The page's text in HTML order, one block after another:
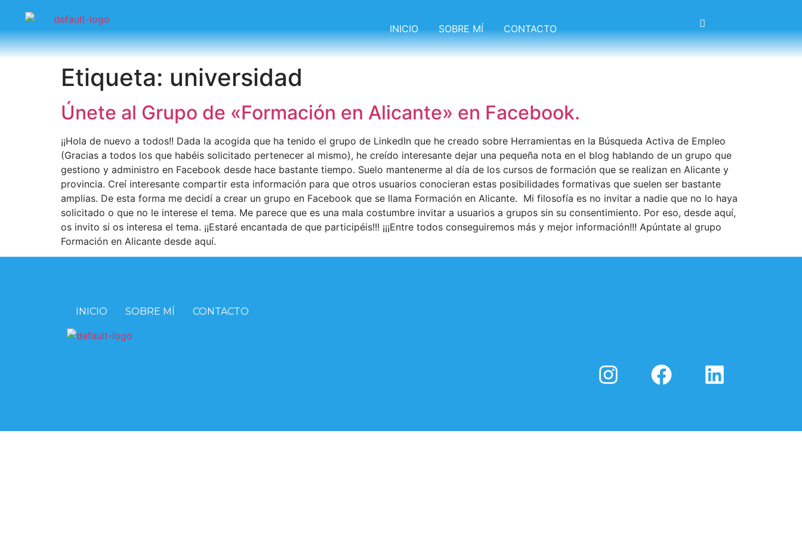
INICIO SOBRE MÍ CONTACTO
Etiqueta: universidad
Únete al Grupo de «Formación en Alicante» en Facebook.
¡¡Hola de nuevo a todos!! Dada la acogida que ha tenido el grupo de LinkedIn que he creado sobre Herramientas en la Búsqueda Activa de Empleo
(Gracias a todos los que habéis solicitado pertenecer al mismo), he creído interesante dejar una pequeña nota en el blog hablando de un grupo que
gestiono y administro en Facebook desde hace bastante tiempo. Suelo mantenerme al día de los cursos de formación que se realizan en Alicante y
provincia. Creí interesante compartir esta información para que otros usuarios conocieran estas posibilidades formativas que suelen ser bastante
amplias. De esta forma me decidí a crear un grupo en Facebook que se llama Formación en Alicante. Mi filosofía es no invitar a nadie que no lo haya
solicitado o que no le interese el tema. Me parece que es una mala costumbre invitar a usuarios a grupos sin su consentimiento. Por eso, desde aquí,
os invito si os interesa el tema. ¡¡Estaré encantada de que participéis!!! ¡¡¡Entre todos conseguiremos más y mejor información!!! Apúntate al grupo
Formación en Alicante desde aquí.
INICIO SOBRE MÍ CONTACTO